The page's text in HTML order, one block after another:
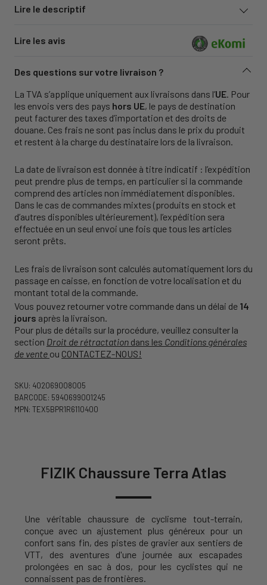
Lire le descriptif
Lire les avis
Des questions sur votre livraison ?
La TVA s’applique uniquement aux livraisons dans l’UE. Pour
les envois vers des pays hors UE, le pays de destination
peut facturer des taxes d’importation et des droits de
douane. Ces frais ne sont pas inclus dans le prix du produit
et restent à la charge du destinataire lors de la livraison.
La date de livraison est donnée à titre indicatif : l’expédition
peut prendre plus de temps, en particulier si la commande
comprend des articles non immédiatement disponibles.
Dans le cas de commandes mixtes (produits en stock et
d’autres disponibles ultérieurement), l’expédition sera
effectuée en un seul envoi une fois que tous les articles
seront prêts.
Les frais de livraison sont calculés automatiquement lors du
passage en caisse, en fonction de votre localisation et du
montant total de la commande.
Vous pouvez retourner votre commande dans un délai de 14
jours après la livraison.
Pour plus de détails sur la procédure, veuillez consulter la
section Droit de rétractation dans les Conditions générales
de vente ou CONTACTEZ-NOUS!
SKU: 402069008005
BARCODE: 5940699001245
MPN: TEX5BPR1R6110400
FIZIK Chaussure Terra Atlas
Une véritable chaussure de cyclisme tout-terrain,
conçue avec un ajustement plus généreux pour un
confort sans fin, des pistes de gravier aux sentiers de
VTT, des aventures d'une journée aux escapades
prolongées en sac à dos, pour les cyclistes qui ne
connaissent pas de frontières.